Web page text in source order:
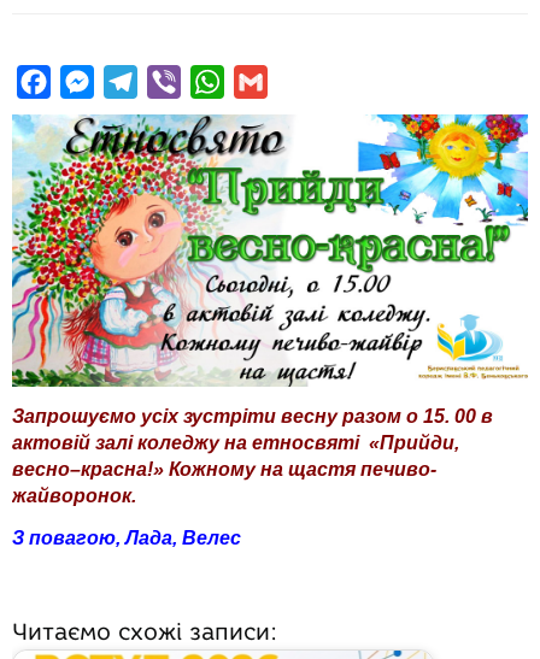
a
c
e
b
o
o
k
M
e
s
s
e
n
g
e
r
e
l
e
g
r
a
m
i
b
e
r
W
h
a
t
s
A
p
p
m
a
i
Запрошуємо усіх зустріти весну разом о 15. 00 в
актовій залі коледжу на етносвяті «Прийди,
весно–красна!» Кожному на щастя печиво-
жайворонок.
З повагою, Лада, Велес
Читаємо схожі записи: